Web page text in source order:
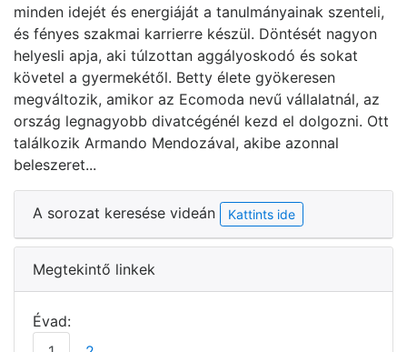
minden idejét és energiáját a tanulmányainak szenteli,
és fényes szakmai karrierre készül. Döntését nagyon
helyesli apja, aki túlzottan aggályoskodó és sokat
követel a gyermekétől. Betty élete gyökeresen
megváltozik, amikor az Ecomoda nevű vállalatnál, az
ország legnagyobb divatcégénél kezd el dolgozni. Ott
találkozik Armando Mendozával, akibe azonnal
beleszeret...
A sorozat keresése videán Kattints ide
Megtekintő linkek
Évad: